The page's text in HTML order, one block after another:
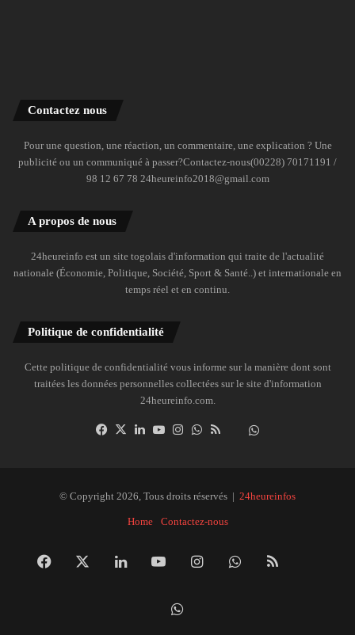
Contactez nous
Pour une question, une réaction, un commentaire, une explication ? Une
publicité ou un communiqué à passer?Contactez-nous(00228) 70171191 /
98 12 67 78 24heureinfo2018@gmail.com
A propos de nous
24heureinfo est un site togolais d'information qui traite de l'actualité
nationale (Économie, Politique, Société, Sport & Santé..) et internationale en
temps réel et en continu.
Politique de confidentialité
Cette politique de confidentialité vous informe sur la manière dont sont
traitées les données personnelles collectées sur le site d'information
24heureinfo.com.
Facebook
X LinkedinYouTubeInstagramWhatsAppDailymotion
© Copyright 2026, Tous droits réservés | 24heureinfos
Home Contactez-nous
Facebook LinkedinYouTubeInstagramWhatsApp
RSS